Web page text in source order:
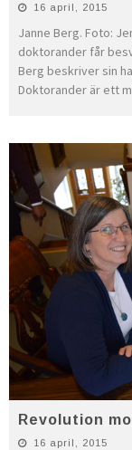
16 april, 2015
Janne Berg. Foto:
doktorander får
Berg beskriver sin
Doktorander är ett
Revolution
16 april, 2015